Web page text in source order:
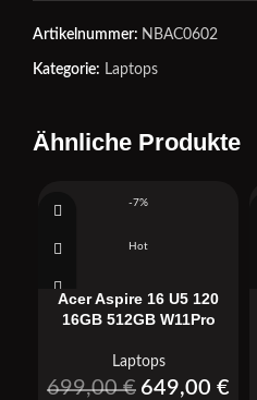
Artikelnummer: NBAC0602
Kategorie: Laptops
Ähnliche Produkte
-7%
Hot
Acer Aspire 16 U5 120
16GB 512GB W11Pro
Laptops
699,00€ 649,00 €